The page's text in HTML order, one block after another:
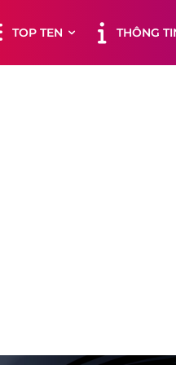
TOP TEN THÔNG